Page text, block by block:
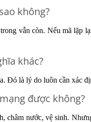
không?
vẫn còn. Nếu mã lặp
khác?
Đó là lý do luôn cần xác
được không?
châm nước, vệ sinh.